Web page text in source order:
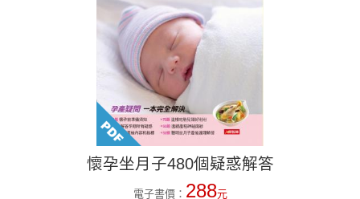
懷孕坐月子480個疑惑解答
電子書價： 288元